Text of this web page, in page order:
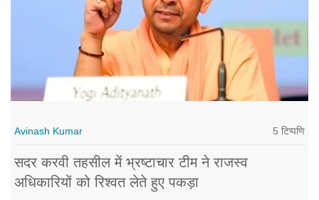
Avinash Kumar 5 टिप्पणि
सदर करवी तहसील में भ्रष्टाचार टीम ने राजस्व
अधिकारियों को रिश्वत लेते हुए पकड़ा